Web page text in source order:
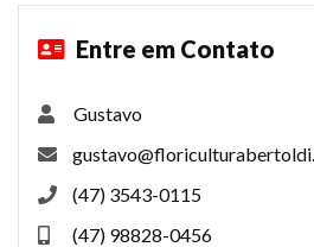
Entre em Contato
Gustavo
(47) 3543-0115
(47) 98828-0456